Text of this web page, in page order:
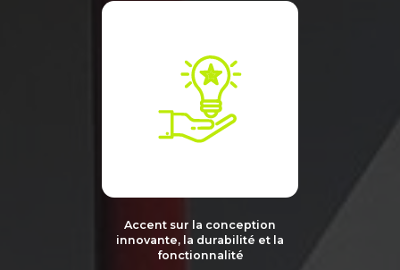
Accent sur la conception
innovante, la durabilité et la
fonctionnalité